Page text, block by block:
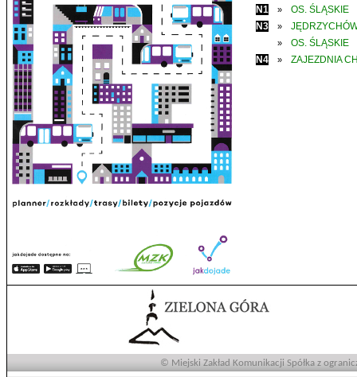
N1
»
OS. ŚLĄSKIE
N3
»
»
OS. ŚLĄSKIE
N4
» ZAJEZDNIA
© Miejski Zakład Komunikacji Spółka z